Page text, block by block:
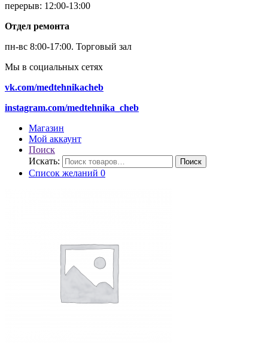
перерыв: 12:00-13:00
Отдел ремонта
пн-вс 8:00-17:00. Торговый зал
Мы в социальных сетях
vk.com/medtehnikacheb
instagram.com/medtehnika_cheb
Магазин
Мой аккаунт
Поиск
Искать:
Поиск
Список желаний 0